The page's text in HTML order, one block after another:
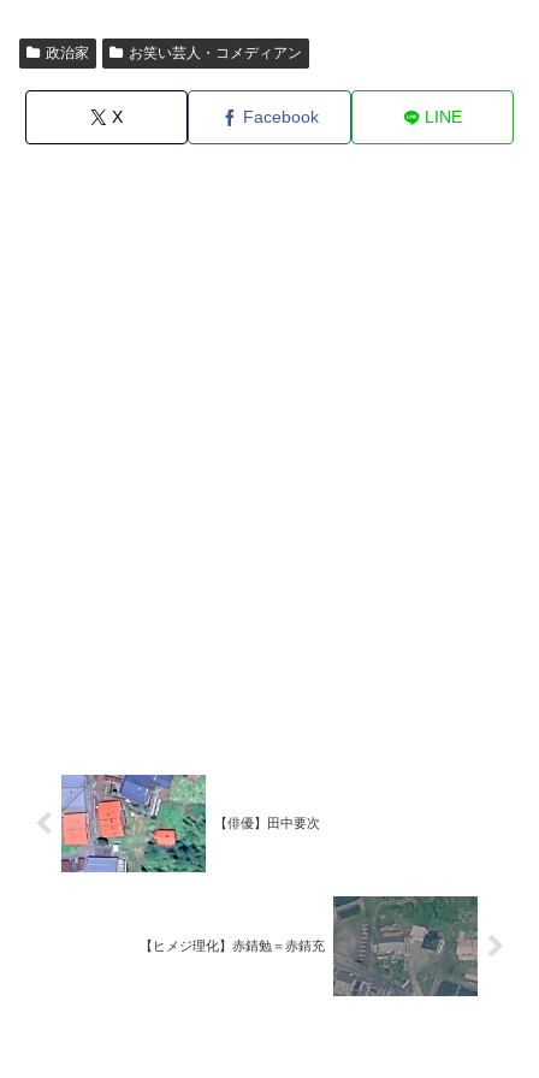
政治家 お笑い芸人・コメディアン
X Facebook LINE
【俳優】田中要次
【ヒメジ理化】赤錆勉＝赤錆充